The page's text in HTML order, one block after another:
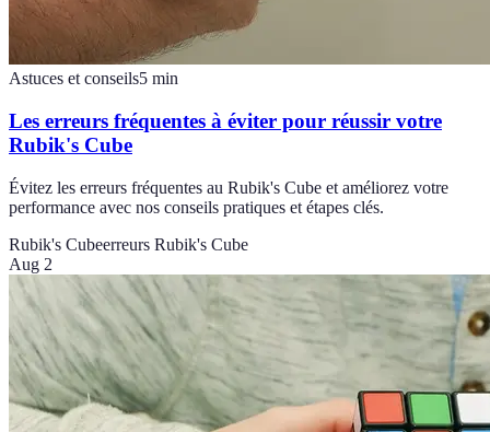
Astuces et conseils5 min
Les erreurs fréquentes à éviter pour réussir votre
Rubik's Cube
Évitez les erreurs fréquentes au Rubik's Cube et améliorez votre
performance avec nos conseils pratiques et étapes clés.
Rubik's Cubeerreurs Rubik's Cube
Aug 2